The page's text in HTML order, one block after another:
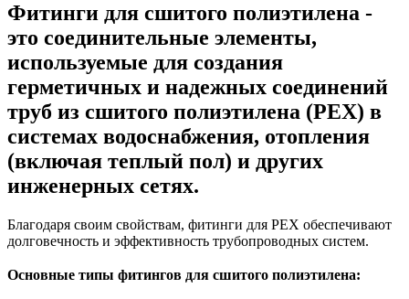
Фитинги для сшитого полиэтилена -
это соединительные элементы,
используемые для создания
герметичных и надежных соединений
труб из сшитого полиэтилена (PEX) в
системах водоснабжения, отопления
(включая теплый пол) и других
инженерных сетях.
Благодаря своим свойствам, фитинги для PEX обеспечивают
долговечность и эффективность трубопроводных систем.
Основные типы фитингов для сшитого полиэтилена: